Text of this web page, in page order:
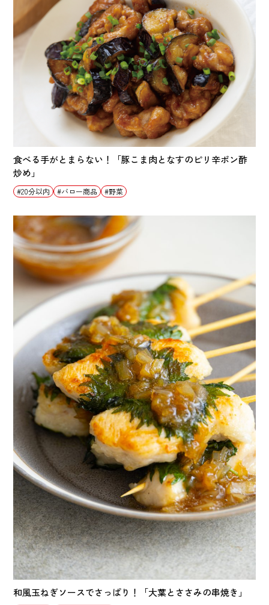
食べる手がとまらない！「豚こま肉となすのピリ辛ポン酢
炒め」
20分以内 バロー商品 野菜
和風玉ねぎソースでさっぱり！「大葉とささみの串焼き」